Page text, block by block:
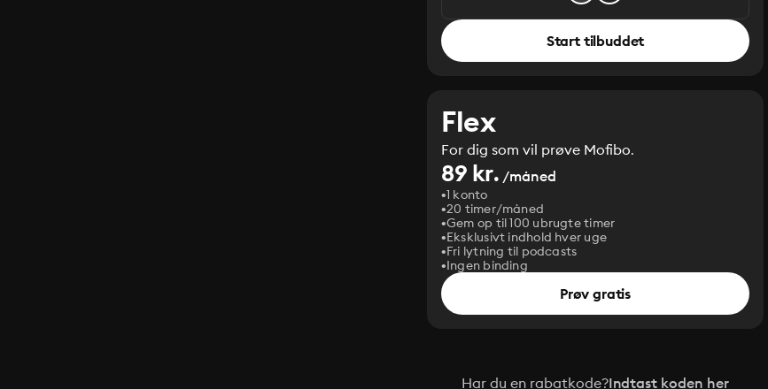
Start tilbuddet
Flex
For dig som vil prøve Mofibo.
89 kr. /måned
1 konto
20 timer/måned
Gem op til 100 ubrugte timer
Eksklusivt indhold hver uge
Fri lytning til podcasts
Ingen binding
Prøv gratis
Har du en rabatkode?Indtast koden her